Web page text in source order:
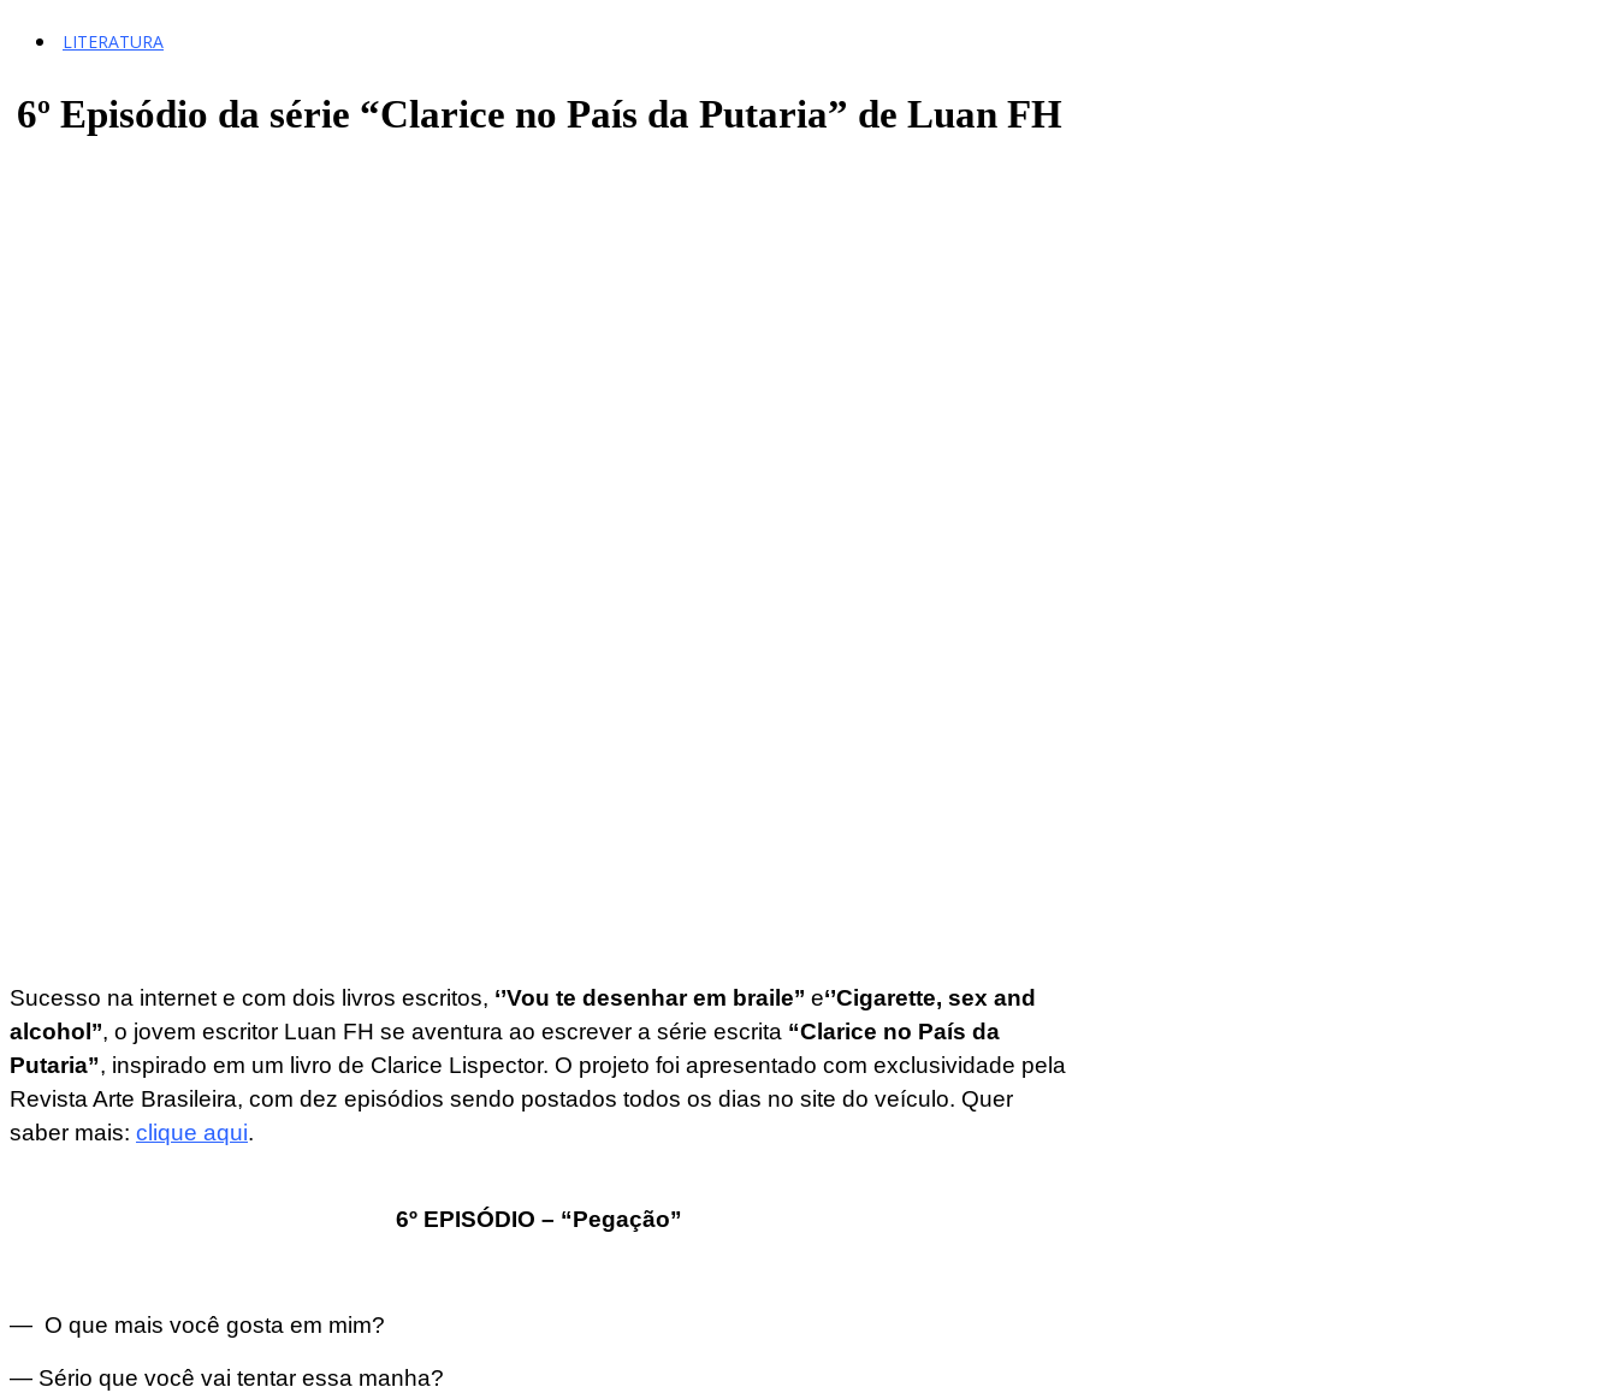
LITERATURA
6º Episódio da série “Clarice no País da Putaria” de Luan FH
Sucesso na internet e com dois livros escritos, ‘’Vou te desenhar em braile’’ e‘’Cigarette, sex and
alcohol’’, o jovem escritor Luan FH se aventura ao escrever a série escrita “Clarice no País da
Putaria”, inspirado em um livro de Clarice Lispector. O projeto foi apresentado com exclusividade pela
Revista Arte Brasileira, com dez episódios sendo postados todos os dias no site do veículo. Quer
saber mais: clique aqui.
6º EPISÓDIO – “Pegação”
— O que mais você gosta em mim?
— Sério que você vai tentar essa manha?